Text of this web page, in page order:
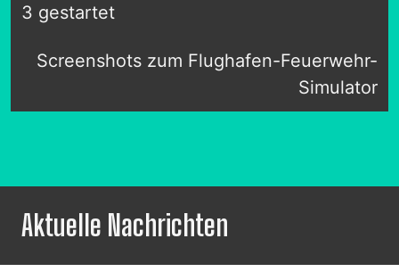
3 gestartet
Screenshots zum Flughafen-Feuerwehr-
Simulator
Aktuelle Nachrichten